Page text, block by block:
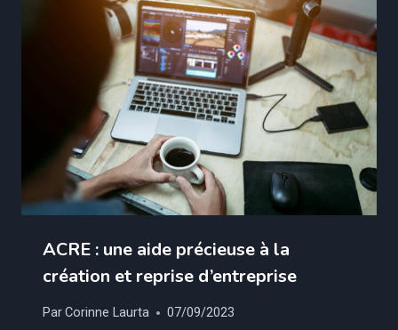
ACRE : une aide précieuse à la
création et reprise d’entreprise
ParCorinne Laurta 07/09/2023